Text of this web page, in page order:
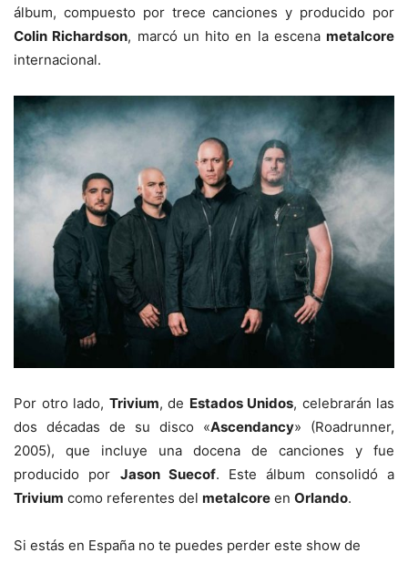
álbum, compuesto por trece canciones y producido por
Colin Richardson, marcó un hito en la escena metalcore
internacional.
Por otro lado, Trivium, de Estados Unidos, celebrarán las
dos décadas de su disco «Ascendancy» (Roadrunner,
2005), que incluye una docena de canciones y fue
producido por Jason Suecof. Este álbum consolidó a
Trivium como referentes del metalcore en Orlando.
Si estás en España no te puedes perder este show de